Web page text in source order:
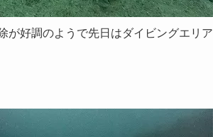
好調のようで先日はダイビングエリ